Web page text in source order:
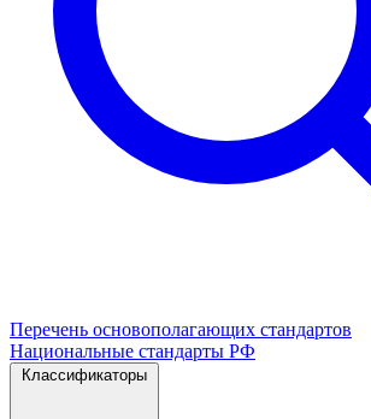
Перечень основополагающих стандартов
Национальные стандарты РФ
Классификаторы